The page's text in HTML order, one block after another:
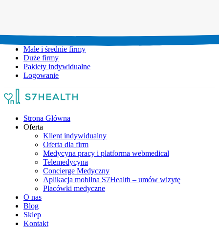
Małe i średnie firmy
Duże firmy
Pakiety indywidualne
Logowanie
Strona Główna
Oferta
Klient indywidualny
Oferta dla firm
Medycyna pracy i platforma webmedical
Telemedycyna
Concierge Medyczny
Aplikacja mobilna S7Health – umów wizytę
Placówki medyczne
O nas
Blog
Sklep
Kontakt